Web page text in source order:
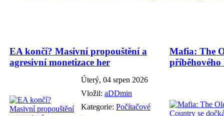
EA končí? Masivní propouštění a
agresivní monetizace her
Úterý, 04 srpen 2026
Vložil: aDDmin
Kategorie: Počítačové
Mafia: The